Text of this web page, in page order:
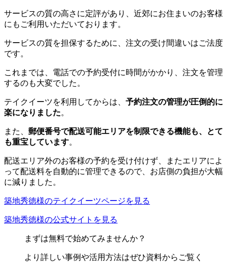
サービスの質の高さに定評があり、近郊にお住まいのお客様
にもご利用いただいております。
サービスの質を担保するために、注文の受け間違いはご法度
です。
これまでは、電話での予約受付に時間がかかり、注文を管理
するのも大変でした。
テイクイーツを利用してからは、 予約注文の管理が圧倒的に
楽になりました。
また、 郵便番号で配送可能エリアを制限できる機能も、とて
も重宝しています。
配送エリア外のお客様の予約を受け付けず、またエリアによ
って配送料を自動的に管理できるので、お店側の負担が大幅
に減りました。
築地秀徳様のテイクイーツページを見る
築地秀徳様の公式サイトを見る
まずは無料で始めてみませんか？
より詳しい事例や活用方法はぜひ資料からご覧く